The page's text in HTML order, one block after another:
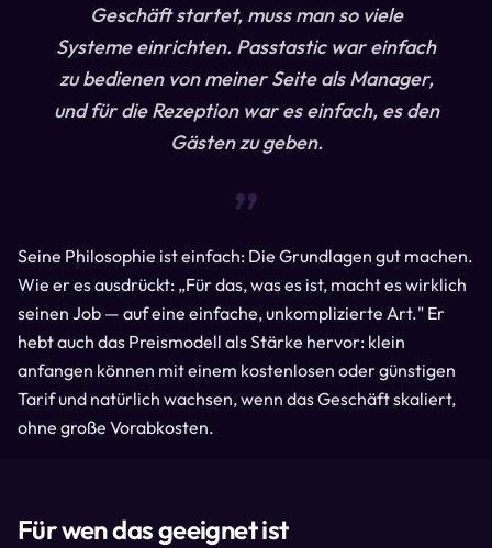
Geschäft startet, muss man so viele
Systeme einrichten. Passtastic war einfach
zu bedienen von meiner Seite als Manager,
und für die Rezeption war es einfach, es den
Gästen zu geben.
“
Seine Philosophie ist einfach: Die Grundlagen gut machen.
Wie er es ausdrückt: „Für das, was es ist, macht es wirklich
seinen Job — auf eine einfache, unkomplizierte Art." Er
hebt auch das Preismodell als Stärke hervor: klein
anfangen können mit einem kostenlosen oder günstigen
Tarif und natürlich wachsen, wenn das Geschäft skaliert,
ohne große Vorabkosten.
Für wen das geeignet ist